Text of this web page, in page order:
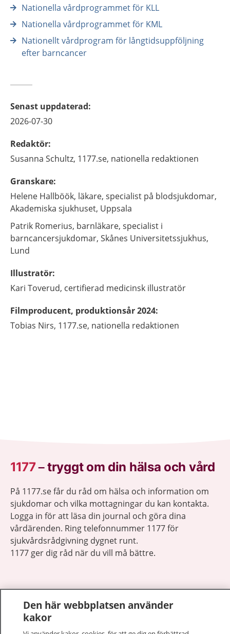
Nationella vårdprogrammet för KLL
Nationella vårdprogrammet för KML
Nationellt vårdprogram för långtidsuppföljning
efter barncancer
Senast uppdaterad:
2026-07-30
Redaktör:
Susanna Schultz, 1177.se, nationella redaktionen
Granskare:
Helene Hallböök, läkare, specialist på blodsjukdomar,
Akademiska sjukhuset, Uppsala
Patrik Romerius, barnläkare, specialist i
barncancersjukdomar, Skånes Universitetssjukhus,
Lund
Illustratör:
Kari Toverud, certifierad medicinsk illustratör
Filmproducent, produktionsår 2024:
Tobias Nirs, 1177.se, nationella redaktionen
1177–tryggt om din hälsa och vård
På 1177.se får du råd om hälsa och information om
sjukdomar och vilka mottagningar du kan kontakta.
Logga in för att läsa din journal och göra dina
vårdärenden. Ring telefonnummer 1177 för
sjukvårdsrådgivning dygnet runt.
1177 ger dig råd när du vill må bättre.
1177 på flera språk
Den här webbplatsen använder
kakor